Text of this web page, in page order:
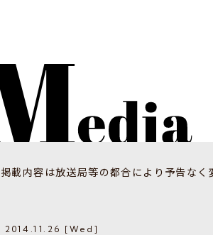
掲載内容は放送局等の都合により予告なく
2014.11.26 [Wed]